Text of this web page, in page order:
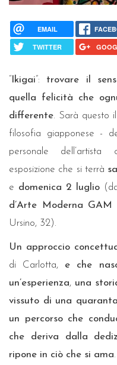
EMAIL
TWITTER
“ Ikigai”: trovare il
quella felicità che
differente. Sarà questo
filosofia giapponese -
personale dell’artista
esposizione che si terrà
e domenica 2 luglio
d’Arte Moderna
Ursino, 32).
Un approccio
di Carlotta, e che
un’esperienza, una
vissuto di una
un percorso che
che deriva dalla
ripone in ciò che si ama.